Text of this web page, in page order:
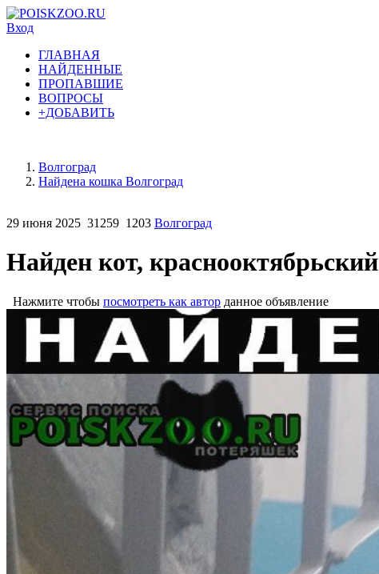
Вход
ГЛАВНАЯ
НАЙДЕННЫЕ
ПРОПАВШИЕ
ВОПРОСЫ
+ДОБАВИТЬ
Волгоград
Найдена кошка Волгоград
29 июня 2025 31259 1203 Волгоград
Найден кот,
Нажмите чтобы посмотреть как автор данное объявление